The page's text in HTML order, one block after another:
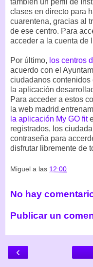
clases en directo para
cuarentena, gracias al
de ese centro. Para
acceder a la cuenta de
Por último, los centros
acuerdo con el
ciudadanos contenidos
la aplicación
Para acceder a estos
la web
la aplicación My GO fit
registrados, los
contraseña para
disfrutar libremente de
Miguel a las 12:00
No hay
Publicar un
‹